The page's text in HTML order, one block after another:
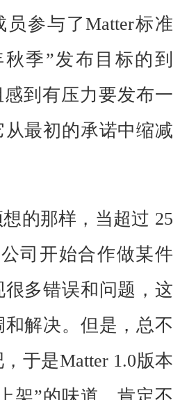
员参与了Matter标准
秋季”发布目标的到
感到有压力要发布一
最初的承诺中缩减
的那样，当超过 25
司开始合作做某件
多错误和问题，这
解决。但是，总不
于是Matter 1.0版本